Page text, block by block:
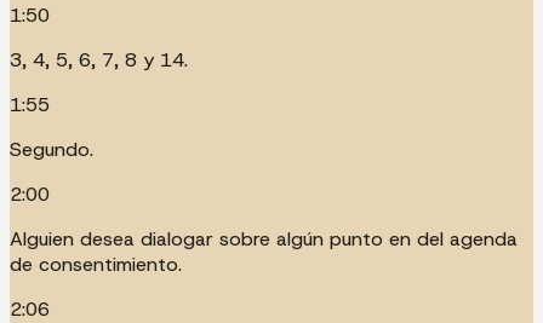
1:50
3, 4, 5, 6, 7, 8 y 14.
1:55
Segundo.
2:00
Alguien desea dialogar sobre algún punto en del agenda
de consentimiento.
2:06